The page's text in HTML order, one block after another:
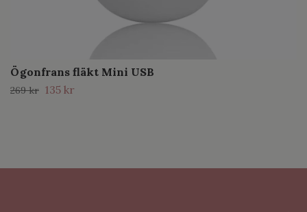
Ögonfrans fläkt Mini USB
269 kr 135 kr